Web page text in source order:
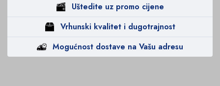
Uštedite uz promo cijene
Vrhunski kvalitet i dugotrajnost
Mogućnost dostave na Vašu adresu